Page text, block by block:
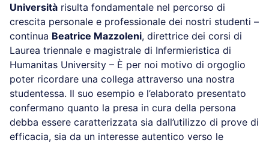
Università risulta fondamentale nel percorso di
crescita personale e professionale dei nostri studenti –
continua Beatrice Mazzoleni, direttrice dei corsi di
Laurea triennale e magistrale di Infermieristica di
Humanitas University – È per noi motivo di orgoglio
poter ricordare una collega attraverso una nostra
studentessa. Il suo esempio e l’elaborato presentato
confermano quanto la presa in cura della persona
debba essere caratterizzata sia dall’utilizzo di prove di
efficacia, sia da un interesse autentico verso le